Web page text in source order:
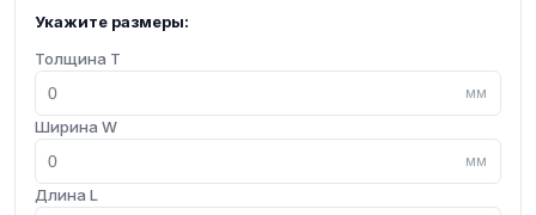
Укажите размеры:
Толщина T
мм
Ширина W
мм
Длина L